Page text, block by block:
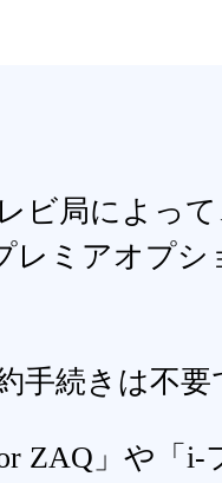
ビ局によっ
レミアオプ
手続きは不要
ZAQ」や「